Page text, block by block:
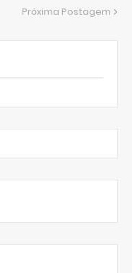
Próxima Postagem